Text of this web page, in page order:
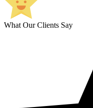
What Our Clients Say